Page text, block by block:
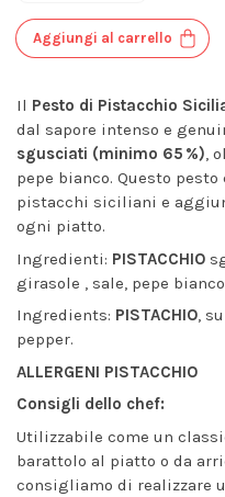
Aggiungi al carrello
Il Pesto di Pistacchio
dal sapore intenso e
sgusciati (minimo 65 %),
pepe bianco. Questo
pistacchi siciliani e
ogni piatto.
Ingredienti: PISTACCHIO
girasole , sale, pepe
Ingredients: PISTACHIO,
pepper.
ALLERGENI PISTACCHIO
Consigli dello chef:
Utilizzabile come un
barattolo al piatto o da
consigliamo di realizzare